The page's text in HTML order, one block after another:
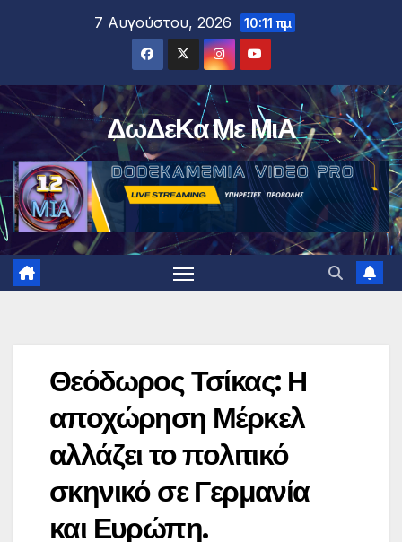
7 Αυγούστου, 2026 10:11 πμ
ΔωΔεΚα Με ΜιΑ
Θεόδωρος Τσίκας: Η
αποχώρηση Μέρκελ
αλλάζει το πολιτικό
σκηνικό σε Γερμανία
και Ευρώπη.